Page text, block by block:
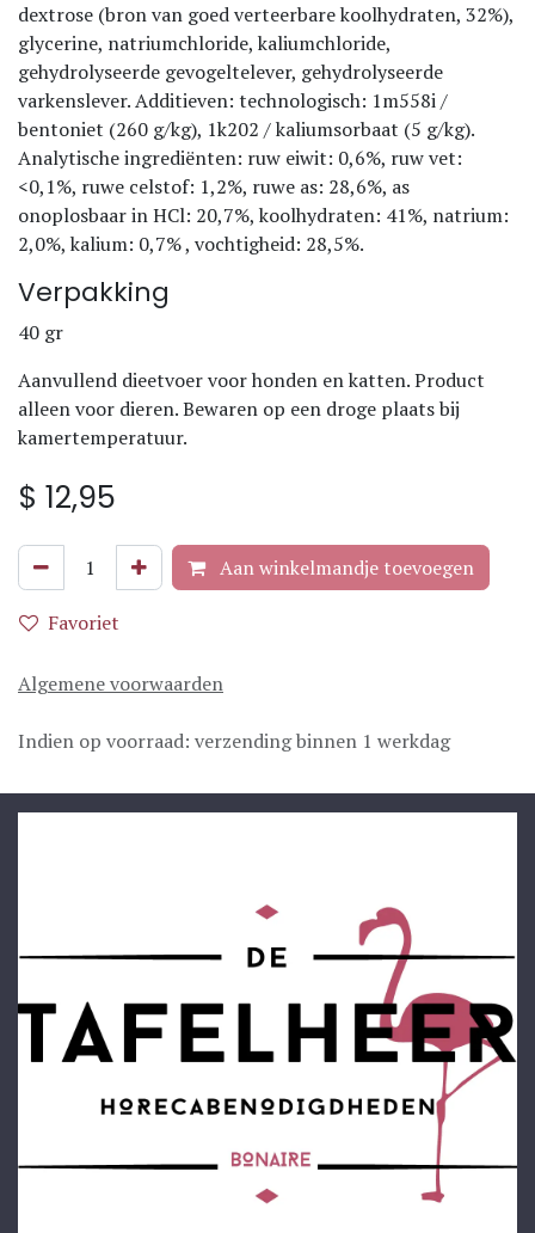
dextrose (bron van goed verteerbare koolhydraten, 32%),
glycerine, natriumchloride, kaliumchloride,
gehydrolyseerde gevogeltelever, gehydrolyseerde
varkenslever. Additieven: technologisch: 1m558i /
bentoniet (260 g/kg), 1k202 / kaliumsorbaat (5 g/kg).
Analytische ingrediënten: ruw eiwit: 0,6%, ruw vet:
<0,1%, ruwe celstof: 1,2%, ruwe as: 28,6%, as
onoplosbaar in HCl: 20,7%, koolhydraten: 41%, natrium:
2,0%, kalium: 0,7% , vochtigheid: 28,5%.
Verpakking
40 gr
Aanvullend dieetvoer voor honden en katten. Product
alleen voor dieren. Bewaren op een droge plaats bij
kamertemperatuur.
$ 12,95
Aan winkelmandje toevoegen
Favoriet
Algemene voorwaarden
Indien op voorraad: verzending binnen 1 werkdag